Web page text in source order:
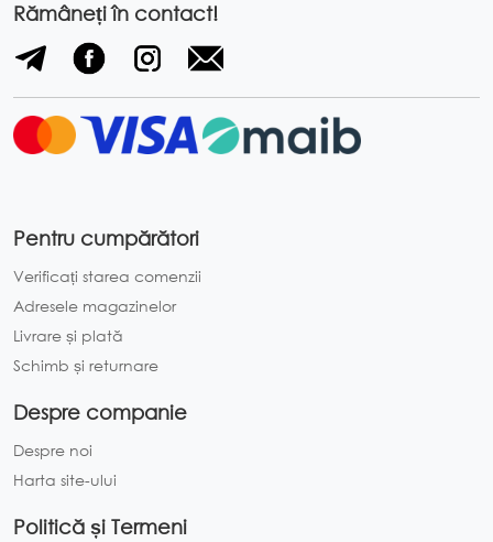
Rămâneți în contact!
Pentru cumpărători
Verificați starea comenzii
Adresele magazinelor
Livrare și plată
Schimb și returnare
Despre companie
Despre noi
Harta site-ului
Politică și Termeni